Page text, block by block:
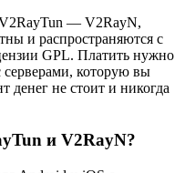
V2RayTun — V2RayN,
и распространяются с
GPL. Платить нужно
серверами, которую вы
денег не стоит и никогда
и V2RayN?